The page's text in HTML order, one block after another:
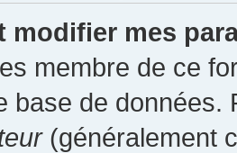
modifier mes
membre de ce
base de
(généralement